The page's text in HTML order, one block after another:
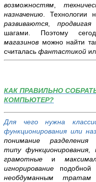
возможностям
назначению . Технологии
развиваются, продвигая
шагами. Поэтому
магазинов можно найти
считалась фантастикой
КАК ПРАВИЛЬНО
КОМПЬЮТЕР?
Для чего нужна
функционирования или
понимание
разделения
типуфункционирования,
грамотные и
игнорирование подобной
необдуманным тратам